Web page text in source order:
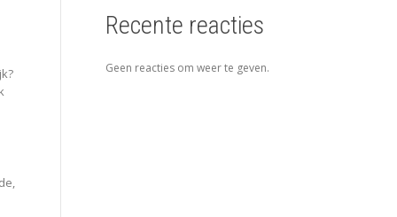
Recente reacties
Geen reacties om weer te geven.